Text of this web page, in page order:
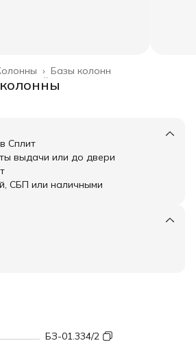
Базы колонн
›
декор
Сплит
выдачи или до двери
СБП или наличными
БЗ-01.334/2